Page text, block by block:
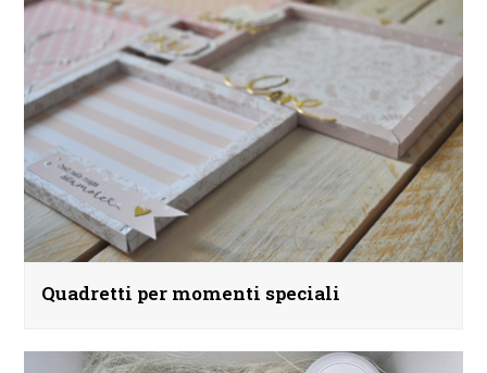
Quadretti per momenti speciali